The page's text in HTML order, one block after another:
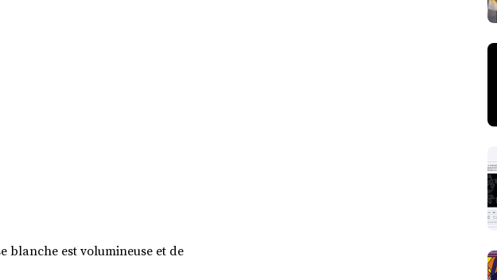
blanche est volumineuse et de